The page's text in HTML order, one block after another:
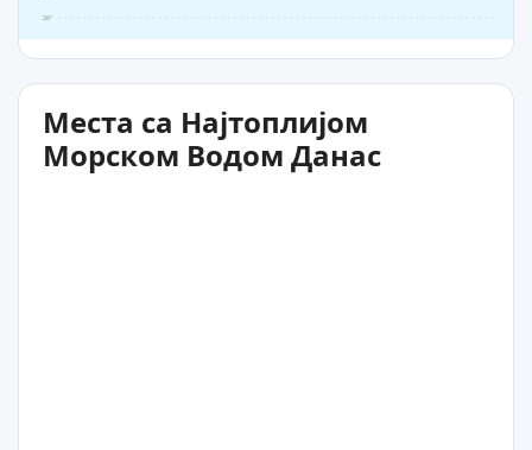
26°
Места са Најтоплијом
Морском Водом Данас